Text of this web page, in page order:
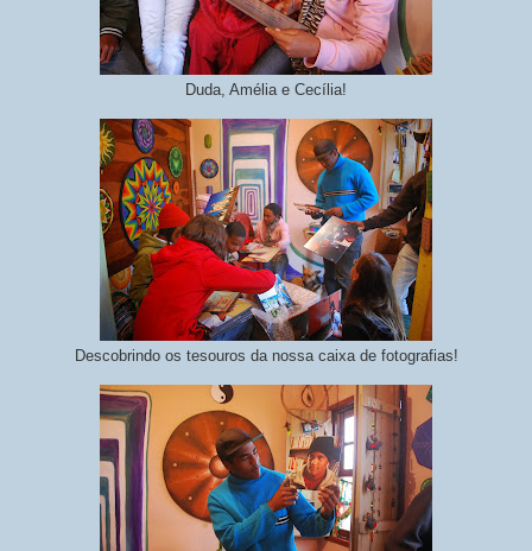
Duda, Amélia e Cecília!
Descobrindo os tesouros da nossa caixa de fotografias!